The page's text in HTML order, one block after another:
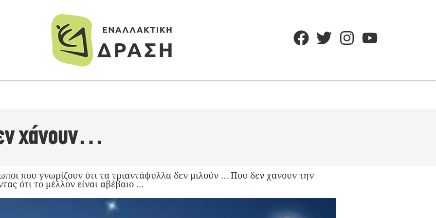
χάνουν…
που γνωρίζουν ότι τα τριαντάφυλλα δεν μιλούν … Που δεν χανουν την
ότι το μέλλον είναι αβέβαιο …